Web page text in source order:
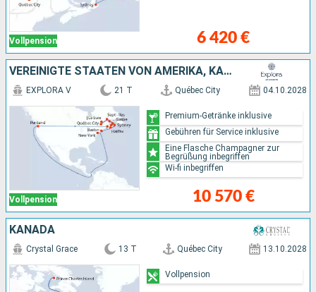
Vollpension 6 420 €
VEREINIGTE STAATEN VON AMERIKA, KANADA
Vollpension
EXPLORA V 21 T Québec City 04.10.2028
10 570 €
Premium-Getränke inklusive
Gebühren für Service inklusive
Eine Flasche Champagner zur
Begrüßung inbegriffen
Wi-fi inbegriffen
KANADA
Crystal Grace 13 T Québec City 13.10.2028
Vollpension